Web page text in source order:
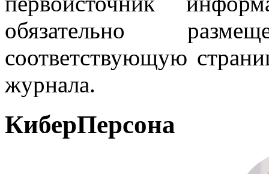
обязательно
соответствующую
журнала.
КиберПерсона